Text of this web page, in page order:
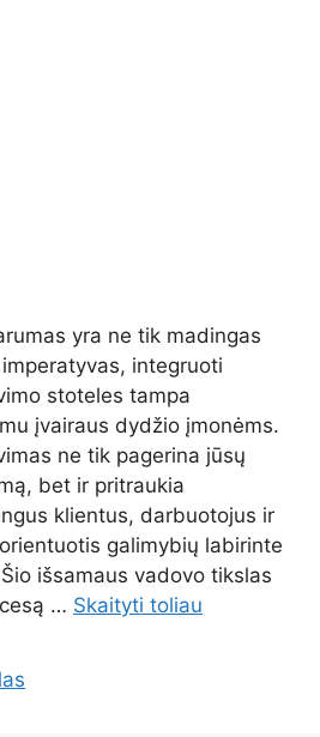
yra ne tik madingas
integruoti
stoteles tampa
įvairaus dydžio įmonėms.
ne tik pagerina jūsų
bet ir pritraukia
klientus, darbuotojus ir
galimybių labirinte
išsamaus vadovo tikslas
… Skaityti toliau